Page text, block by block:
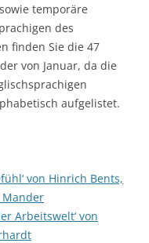
temporäre
des
finden Sie die 47
von Januar, da die
aufgelistet.
von Hinrich Bents,
Mander
Arbeitswelt‘ von